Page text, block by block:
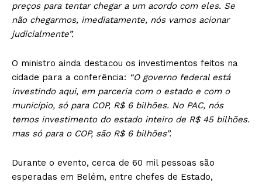
preços para tentar chegar a um acordo com eles. Se
não chegarmos, imediatamente, nós vamos acionar
judicialmente”.
O ministro ainda destacou os investimentos feitos na
cidade para a conferência: “O governo federal está
investindo aqui, em parceria com o estado e com o
município, só para COP, R$ 6 bilhões. No PAC, nós
temos investimento do estado inteiro de R$ 45 bilhões.
mas só para o COP, são R$ 6 bilhões”.
Durante o evento, cerca de 60 mil pessoas são
esperadas em Belém, entre chefes de Estado,